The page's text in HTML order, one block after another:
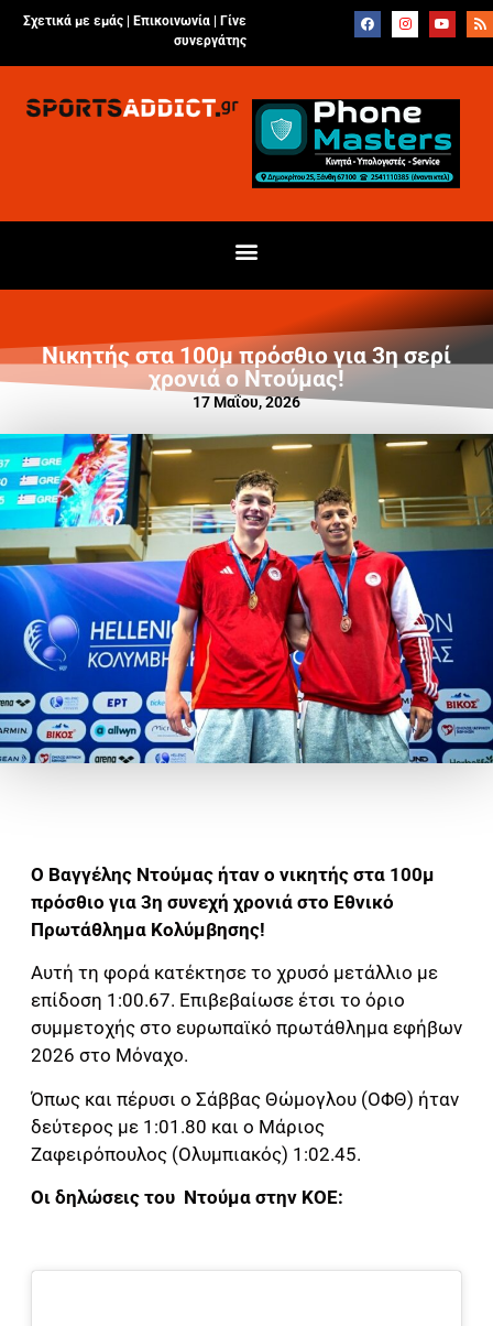
Σχετικά με εμάς | Επικοινωνία
Γίνε
συνεργάτης
Νικητής στα 100μ πρόσθιο για 3η σερί
χρονιά ο Ντούμας!
17 Μαΐου, 2026
Ο Βαγγέλης Ντούμας ήταν ο νικητής στα 100μ
πρόσθιο για 3η συνεχή χρονιά στο Εθνικό
Πρωτάθλημα Κολύμβησης!
Αυτή τη φορά κατέκτησε το χρυσό μετάλλιο με
επίδοση 1:00.67. Επιβεβαίωσε έτσι το όριο
συμμετοχής στο ευρωπαϊκό πρωτάθλημα εφήβων
2026 στο Μόναχο.
Όπως και πέρυσι ο Σάββας Θώμογλου (ΟΦΘ) ήταν
δεύτερος με 1:01.80 και ο Μάριος
Ζαφειρόπουλος (Ολυμπιακός) 1:02.45.
Οι δηλώσεις του Ντούμα στην ΚΟΕ: